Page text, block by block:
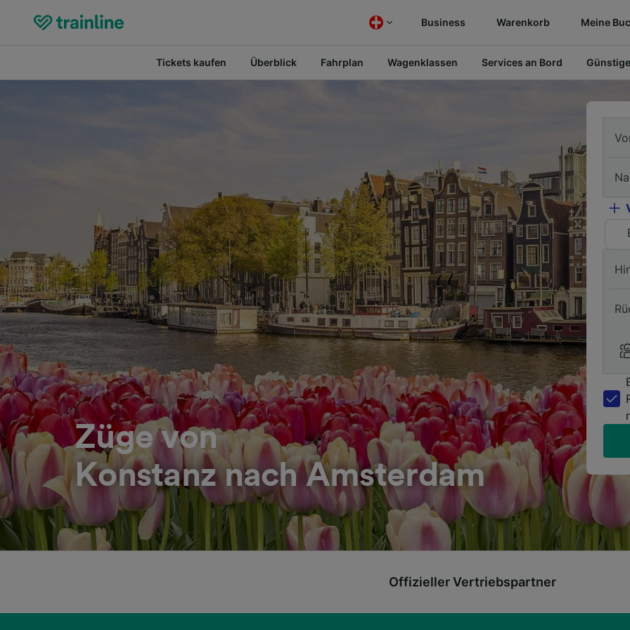
Business Warenkorb Meine
Tickets kaufen Überblick Fahrplan Wagenklassen Services an Bord
Züge von
Konstanz nach Amsterdam
Offizieller Vertriebspartner